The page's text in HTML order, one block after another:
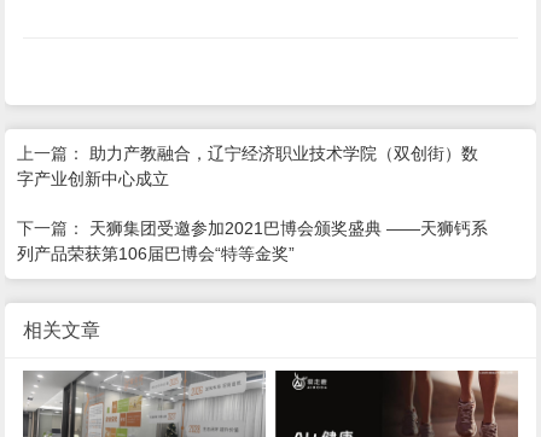
上一篇： 助力产教融合，辽宁经济职业技术学院（双创街）数
字产业创新中心成立
下一篇： 天狮集团受邀参加2021巴博会颁奖盛典 ——天狮钙系
列产品荣获第106届巴博会“特等金奖”
相关文章